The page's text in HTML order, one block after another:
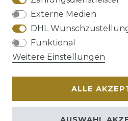
Externe Medien
DHL
Funktional
Weitere Einstellungen
ALLE